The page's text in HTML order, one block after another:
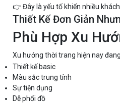
👉 Đây là yếu tố khiến nhiều
Thiết Kế Đơn Giản
Phù Hợp Xu
Xu hướng thời trang hiện nay
Thiết kế basic
Màu sắc trung tính
Sự tiện dụng
Dễ phối đồ